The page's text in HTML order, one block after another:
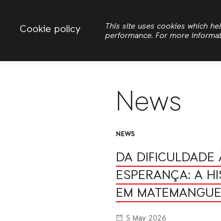
Cookie policy
This site uses cookies which
performance. For more
News
NEWS
DA DIFICULDADE
ESPERANÇA: A
EM MATEMANGUE
5 May 2026